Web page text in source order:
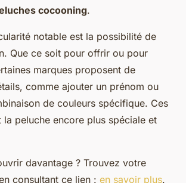
cocooning.
notable est la possibilité de
Que ce soit pour offrir ou pour
marques proposent de
comme ajouter un prénom ou
de couleurs spécifique. Ces
la peluche encore plus spéciale et
davantage ? Trouvez votre
consultant ce lien : en savoir plus.